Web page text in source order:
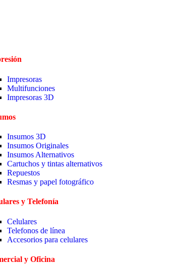
Impresoras
Multifunciones
Impresoras 3D
Insumos 3D
Insumos Originales
Insumos Alternativos
Cartuchos y tintas alternativos
Repuestos
Resmas y papel fotográfico
y Telefonía
Celulares
Telefonos de línea
Accesorios para celulares
y Oficina